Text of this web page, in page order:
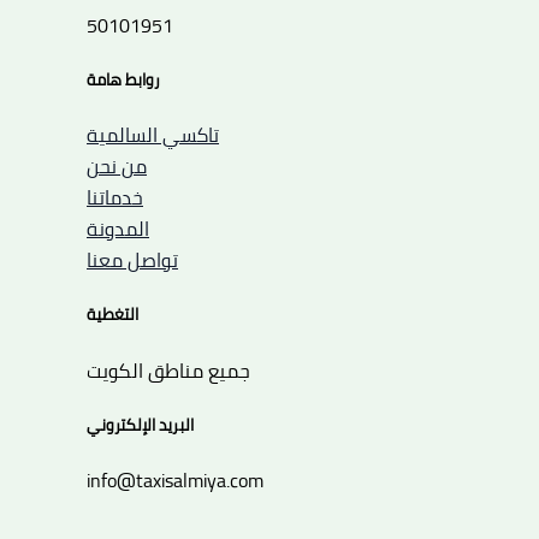
50101951
روابط هامة
تاكسي السالمية
من نحن
خدماتنا
المدونة
تواصل معنا
التغطية
جميع مناطق الكويت
البريد الإلكتروني
info@taxisalmiya.com